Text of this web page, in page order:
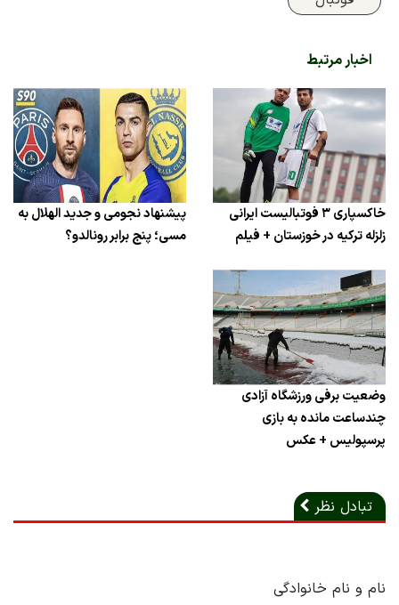
اخبار مرتبط
خاکسپاری ۳ فوتبالیست ایرانی
زلزله ترکیه در خوزستان + فیلم
پیشنهاد نجومی و جدید الهلال به
مسی؛ پنج برابر رونالدو؟
وضعیت برفی ورزشگاه آزادی
چندساعت مانده به بازی
پرسپولیس + عکس
تبادل نظر
نام و نام خانوادگی